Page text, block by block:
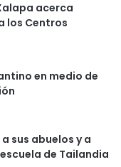
acerca
los Centros
en medio de
sus abuelos y a
de Tailandia